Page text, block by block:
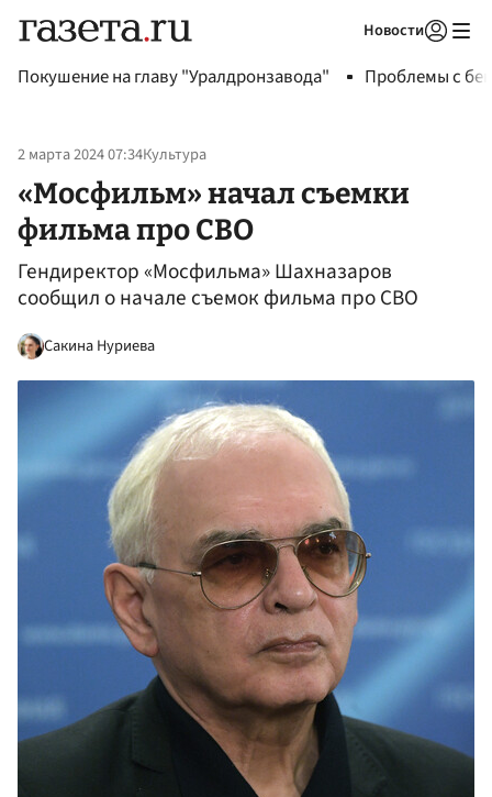
Новости
Покушение на главу "Уралдронзавода" Проблемы с
2 марта 2024 07:34Культура
«Мосфильм» начал съемки
фильма про СВО
Гендиректор «Мосфильма» Шахназаров
сообщил о начале съемок фильма про СВО
Сакина Нуриева